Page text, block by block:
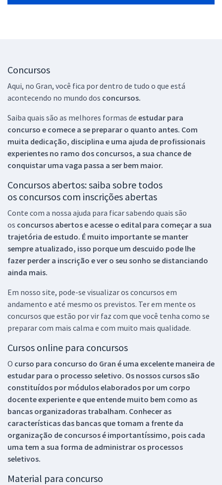
Concursos
Aqui, no Gran, você fica por dentro de tudo o que está
acontecendo no mundo dos concursos.
Saiba quais são as melhores formas de estudar para
concurso e comece a se preparar o quanto antes. Com
muita dedicação, disciplina e uma ajuda de profissionais
experientes no ramo dos concursos, a sua chance de
conquistar uma vaga passa a ser bem maior.
Concursos abertos: saiba sobre todos
os concursos com inscrições abertas
Conte com a nossa ajuda para ficar sabendo quais são
os concursos abertos e acesse o edital para começar a sua
trajetória de estudo. É muito importante se manter
sempre atualizado, isso porque um descuido pode lhe
fazer perder a inscrição e ver o seu sonho se distanciando
ainda mais.
Em nosso site, pode-se visualizar os concursos em
andamento e até mesmo os previstos. Ter em mente os
concursos que estão por vir faz com que você tenha como se
preparar com mais calma e com muito mais qualidade.
Cursos online para concursos
O curso para concurso do Gran é uma excelente maneira de
estudar para o processo seletivo. Os nossos cursos são
constituídos por módulos elaborados por um corpo
docente experiente e que entende muito bem como as
bancas organizadoras trabalham. Conhecer as
características das bancas que tomam a frente da
organização de concursos é importantíssimo, pois cada
uma tem a sua forma de administrar os processos
seletivos.
Material para concurso